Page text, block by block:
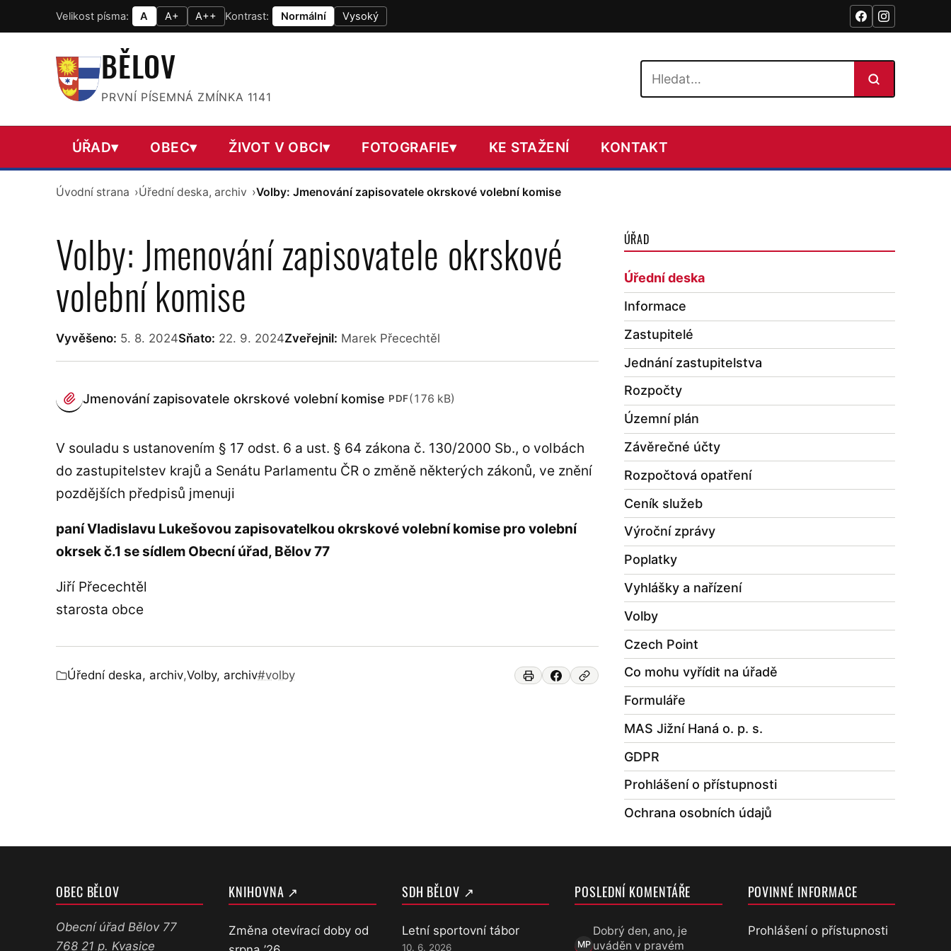
Velikost písma: A A+ A++ Kontrast: Normální Vysoký
BĚLOV
PRVNÍ PÍSEMNÁ ZMÍNKA 1141
ÚŘAD▾ OBEC▾ ŽIVOT V OBCI▾ FOTOGRAFIE▾ KE STAŽENÍ KONTAKT
Úvodní strana Úřední deska, archiv Volby: Jmenování zapisovatele okrskové volební komise
Volby: Jmenování zapisovatele okrskové
volební komise
Vyvěšeno: 5. 8. 2024Sňato: 22. 9. 2024Zveřejnil: Marek Přecechtěl
Jmenování zapisovatele okrskové volební komise PDF(176 kB)
(otevře se v novém panelu)
V souladu s ustanovením § 17 odst. 6 a ust. § 64 zákona č. 130/2000 Sb., o volbách
do zastupitelstev krajů a Senátu Parlamentu ČR o změně některých zákonů, ve znění
pozdějších předpisů jmenuji
paní Vladislavu Lukešovou zapisovatelkou okrskové volební komise pro volební
okrsek č.1 se sídlem Obecní úřad, Bělov 77
Jiří Přecechtěl
starosta obce
Zařazeno v:
Úřední deska, archiv,Volby, archiv#volby
ÚŘAD
Úřední deska
Informace
Zastupitelé
Jednání zastupitelstva
Rozpočty
Územní plán
Závěrečné účty
Rozpočtová opatření
Ceník služeb
Výroční zprávy
Poplatky
Vyhlášky a nařízení
Volby
Czech Point
Co mohu vyřídit na úřadě
Formuláře
MAS Jižní Haná o. p. s.
GDPR
Prohlášení o přístupnosti
Ochrana osobních údajů
OBEC BĚLOV
Obecní úřad Bělov 77
768 21 p. Kvasice
KNIHOVNA ↗
Změna otevírací doby od
SDH BĚLOV ↗
Letní sportovní tábor
10. 6. 2026
POSLEDNÍ KOMENTÁŘE
MP
Dobrý den, ano, je
uváděn v pravém
POVINNÉ INFORMACE
Prohlášení o přístupnosti